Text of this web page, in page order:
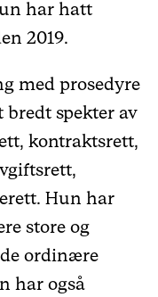
har hatt
2019.​
med prosedyre
spekter av
kontraktsrett,
Hun har
store og
ordinære
har også